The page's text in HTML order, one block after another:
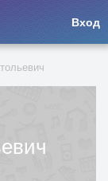
Вход